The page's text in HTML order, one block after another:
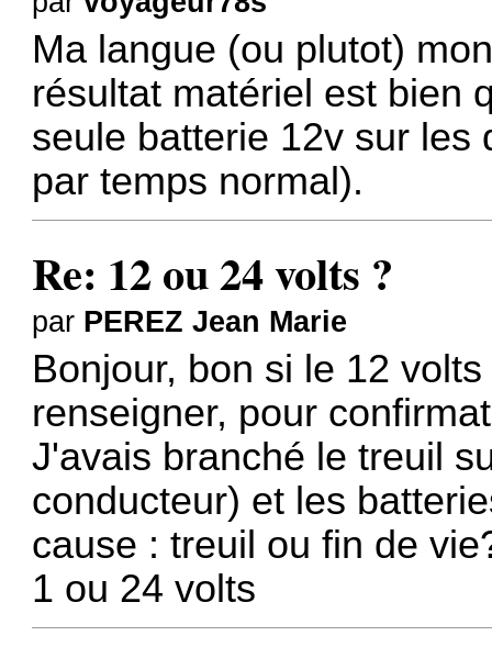
Ma langue (ou plutot)
résultat matériel est bien
seule batterie 12v sur les
par temps normal).
Re: 12 ou 24 volts ?
par PEREZ Jean Marie
Bonjour, bon si le 12
renseigner, pour
J'avais branché le treuil
conducteur) et les
cause : treuil ou fin de
1 ou 24 volts